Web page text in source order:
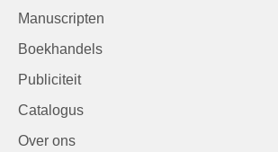
Manuscripten
Boekhandels
Publiciteit
Catalogus
Over ons